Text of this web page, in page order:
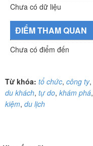
Chưa có dữ liệu
ĐIỂM THAM QUAN
Chưa có điểm đến
Từ khóa: tổ chức, công ty,
du khách, tự do, khám phá,
kiệm, du lịch